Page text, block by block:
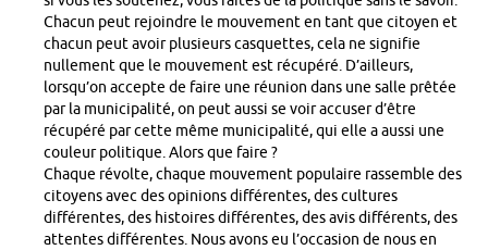
Chacun peut rejoindre le mouvement en tant que citoyen et
chacun peut avoir plusieurs casquettes, cela ne signifie
nullement que le mouvement est récupéré. D’ailleurs,
lorsqu’on accepte de faire une réunion dans une salle prêtée
par la municipalité, on peut aussi se voir accuser d’être
récupéré par cette même municipalité, qui elle a aussi une
couleur politique. Alors que faire ?
Chaque révolte, chaque mouvement populaire rassemble des
citoyens avec des opinions différentes, des cultures
différentes, des histoires différentes, des avis différents, des
attentes différentes. Nous avons eu l’occasion de nous en